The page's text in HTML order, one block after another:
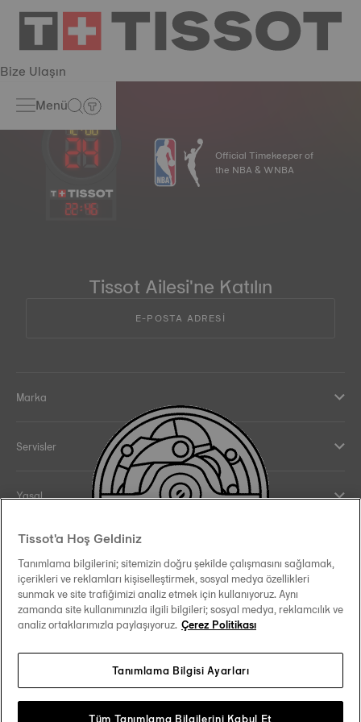
Bize Ulaşın
Menü
22:46
Official Timekeeper of
the NBA & WNBA
Tissot Ailesi'ne Katılın
E-POSTA ADRESİ
Marka
Servisler
Yasal
Yardım ve İletişim
Our commitments
Follow us on social media
Change country Tissot Copyrights 2026
Tissot'a Hoş Geldiniz
Tanımlama bilgilerini; sitemizin doğru şekilde çalışmasını sağlamak,
içerikleri ve reklamları kişiselleştirmek, sosyal medya özellikleri
sunmak ve site trafiğimizi analiz etmek için kullanıyoruz. Aynı
zamanda site kullanımınızla ilgili bilgileri; sosyal medya, reklamcılık ve
analiz ortaklarımızla paylaşıyoruz. Çerez Politikası
Tanımlama Bilgisi Ayarları